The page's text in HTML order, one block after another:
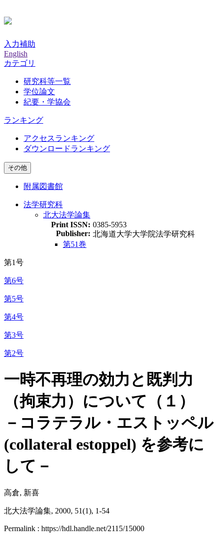
入力補助
English
カテゴリ
研究科等一覧
学位論文
紀要・学協会
ランキング
アクセスランキング
ダウンロードランキング
その他
附属図書館
法学研究科
北大法学論集
Print ISSN: 0385-5953
Publisher: 北海道大学大学院法学研究科
第51巻
第1号
第6号
第5号
第4号
第3号
第2号
一時不再理の効力と既判力
（拘束力）について（１）
－コラテラル・エストッペル
(collateral estoppel) を参考に
して－
高倉, 新喜
北大法学論集, 2000, 51(1), 1-54
Permalink : https://hdl.handle.net/2115/15000